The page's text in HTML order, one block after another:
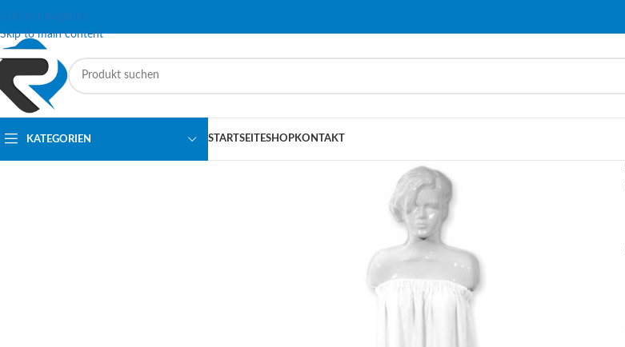
Skip to navigation
Skip to main content
KATEGORIEN STARTSEITESHOPKONTAKT